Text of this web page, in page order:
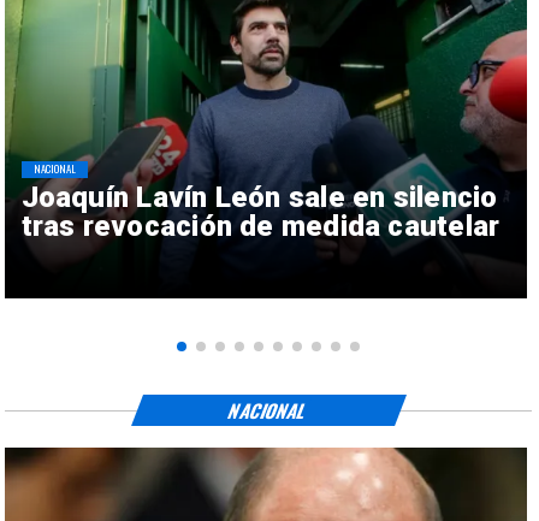
Joaquín Lavín León sale en silencio
tras revocación de medida cautelar
NACIONAL
NACIONAL